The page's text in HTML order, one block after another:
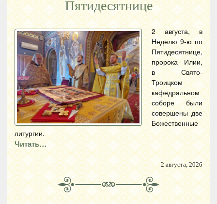
Пятидесятнице
2 августа, в
Неделю 9-ю по
Пятидесятнице,
пророка Илии,
в Свято-
Троицком
кафедральном
соборе были
совершены две
Божественные
литургии.
Читать…
2 августа, 2026